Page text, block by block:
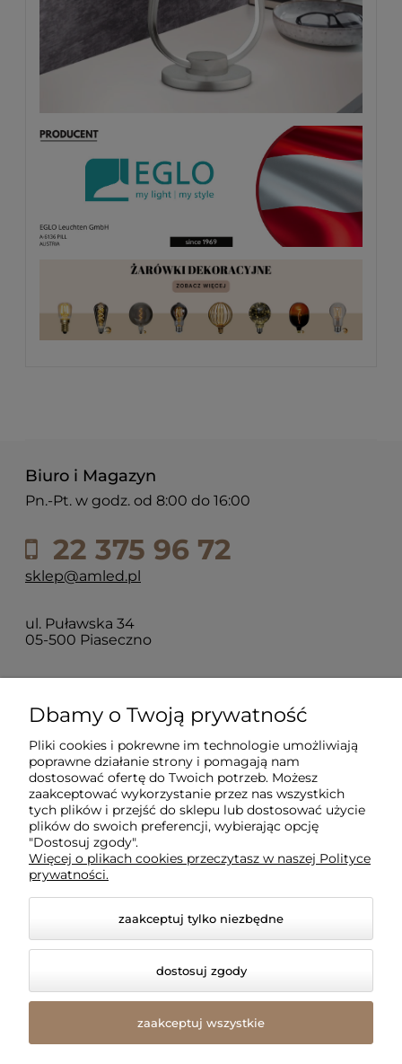
Biuro i Magazyn
Pn.-Pt. w godz. od 8:00 do 16:00
22 375 96 72
sklep@amled.pl
ul. Puławska 34
05-500 Piaseczno
Dla klientów
Informacje
O firmie
© 2026 amled.pl. Wszelkie prawa zastrzeżone.
internetowy Shoper Premium
Dbamy o Twoją prywatność
Pliki cookies i pokrewne im technologie umożliwiają
poprawne działanie strony i pomagają nam
dostosować ofertę do Twoich potrzeb. Możesz
zaakceptować wykorzystanie przez nas wszystkich
tych plików i przejść do sklepu lub dostosować użycie
plików do swoich preferencji, wybierając opcję
"Dostosuj zgody".
Więcej o plikach cookies przeczytasz w naszej Polityce
prywatności.
zaakceptuj tylko niezbędne
dostosuj zgody
zaakceptuj wszystkie